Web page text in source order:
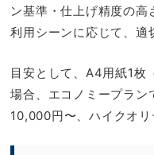
ン基準・仕上げ精度の高
利用シーンに応じて、適
目安として、A4用紙1枚
場合、エコノミープラ
10,000円〜、ハイクオリ